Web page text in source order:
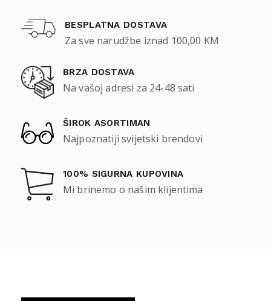
BESPLATNA DOSTAVA
Za sve narudžbe iznad 100,00 KM
BRZA DOSTAVA
Na vašoj adresi za 24-48 sati
ŠIROK ASORTIMAN
Najpoznatiji svijetski brendovi
100% SIGURNA KUPOVINA
Mi brinemo o našim klijentima